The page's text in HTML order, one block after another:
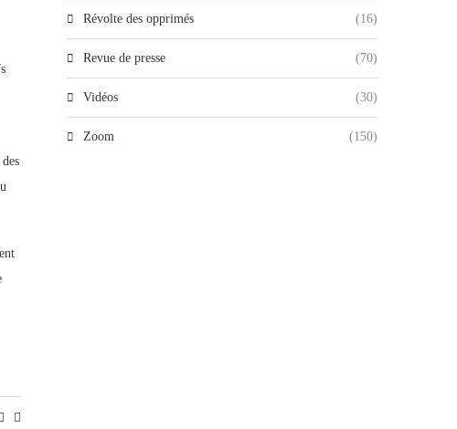
Révolte des opprimés (16)
Revue de presse (70)
Vidéos (30)
Zoom (150)